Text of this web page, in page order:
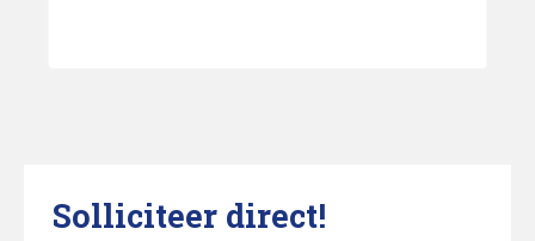
Solliciteer direct!